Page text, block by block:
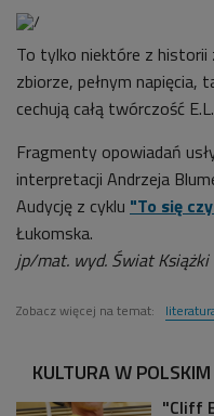
To tylko niektóre z
zbiorze, pełnym napięcia,
cechują całą twórczość
Fragmenty opowiadań
interpretacji Andrzeja
Audycję z cyklu "To się
Łukomska.
jp/mat. wyd. Świat Książki
Zobacz więcej na temat:
KULTURA W
"Cliff